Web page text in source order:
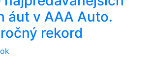
áut v AAA Auto.
rekord